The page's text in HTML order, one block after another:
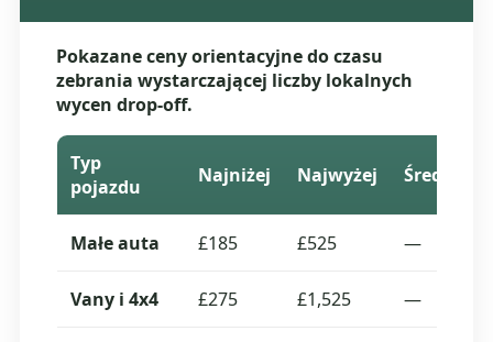
Pokazane ceny orientacyjne do czasu
zebrania wystarczającej liczby lokalnych
wycen drop-off.
Typ
pojazdu
Najniżej Najwyżej Średnia
Małe auta £185 £525 —
Vany i 4x4 £275 £1,525 —